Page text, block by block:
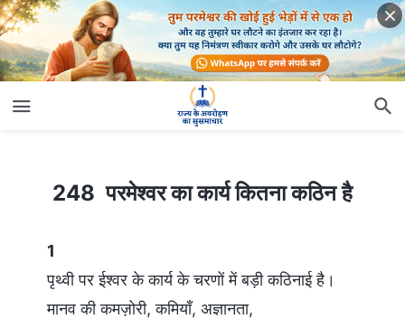
248 परमेश्वर का कार्य कितना कठिन है
1
पृथ्वी पर ईश्वर के कार्य के चरणों में बड़ी कठिनाई है।
मानव की कमज़ोरी, कमियाँ, अज्ञानता,